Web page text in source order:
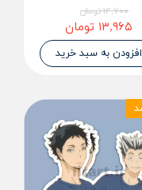
۱۴,۷۰۰ تومان
۱۳,۹۶۵ تومان
افزودن به سبد خرید